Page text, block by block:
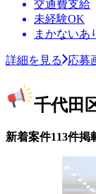
交通費支給
未経験OK
まかないあ
詳細を見る 応募
千代田
新着案件113件掲